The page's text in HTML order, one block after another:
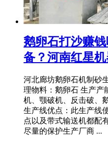
鹅卵石打沙赚
备？河南红星
河北廊坊鹅卵石机制砂
理物料：鹅卵石 生产产
机、颚破机、反击破、
生产线优点：此生产线
点以及带式输送机都配
尽量的保护生产厂商 ...